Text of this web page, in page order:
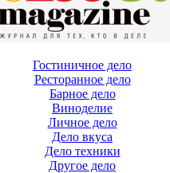
Гостиничное дело
Ресторанное дело
Барное дело
Виноделие
Личное дело
Дело вкуса
Дело техники
Другое дело